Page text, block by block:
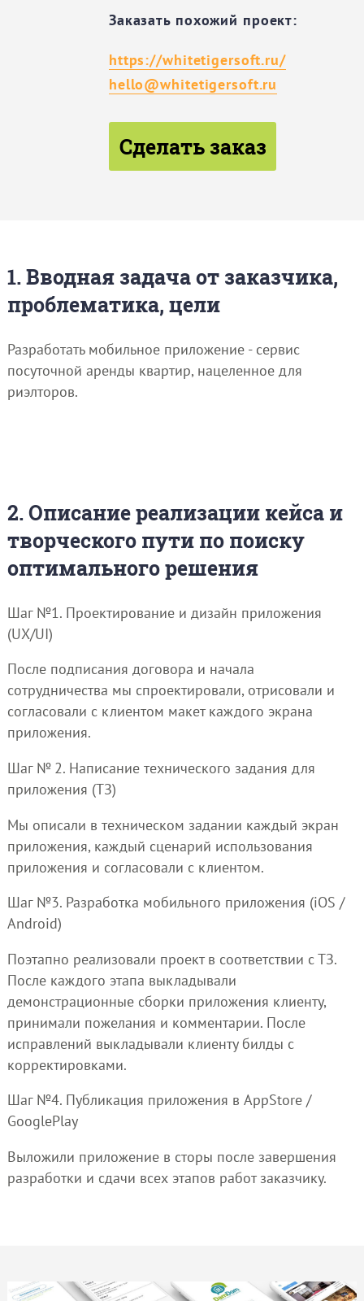
Заказать похожий проект:
https://whitetigersoft.ru/
hello@whitetigersoft.ru
Сделать заказ
1. Вводная задача от заказчика,
проблематика, цели
Разработать мобильное приложение - сервис
посуточной аренды квартир, нацеленное для
риэлторов.
2. Описание реализации кейса и
творческого пути по поиску
оптимального решения
Шаг №1. Проектирование и дизайн приложения
(UX/UI)
После подписания договора и начала
сотрудничества мы спроектировали, отрисовали и
согласовали с клиентом макет каждого экрана
приложения.
Шаг № 2. Написание технического задания для
приложения (ТЗ)
Мы описали в техническом задании каждый экран
приложения, каждый сценарий использования
приложения и согласовали с клиентом.
Шаг №3. Разработка мобильного приложения (iOS /
Android)
Поэтапно реализовали проект в соответствии с ТЗ.
После каждого этапа выкладывали
демонстрационные сборки приложения клиенту,
принимали пожелания и комментарии. После
исправлений выкладывали клиенту билды с
корректировками.
Шаг №4. Публикация приложения в AppStore /
GooglePlay
Выложили приложение в сторы после завершения
разработки и сдачи всех этапов работ заказчику.